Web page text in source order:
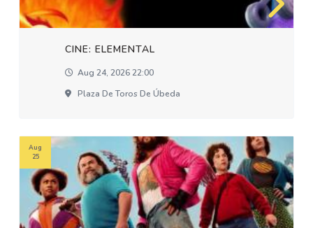
CINE: ELEMENTAL
Aug 24, 2026 22:00
Plaza De Toros De Úbeda
Aug
25